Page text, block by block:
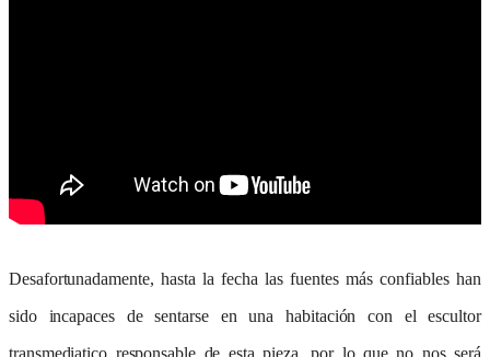
Desafortunadamente, hasta la fecha las fuentes más confiables han
sido incapaces de sentarse en una habitación con el escultor